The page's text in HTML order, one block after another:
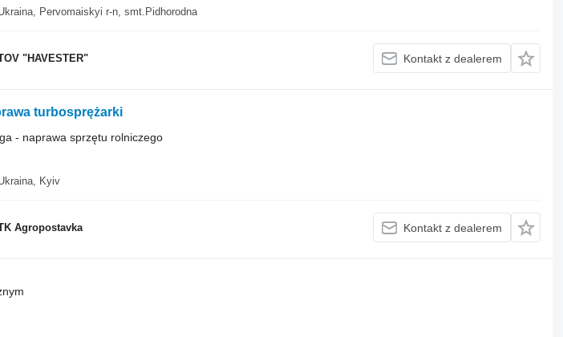
Ukraina, Pervomaiskyi r-n, smt.Pidhorodna
"HAVESTER" Kontakt z dealerem
turbosprężarki
- naprawa sprzętu rolniczego
Kyiv
Agropostavka Kontakt z dealerem